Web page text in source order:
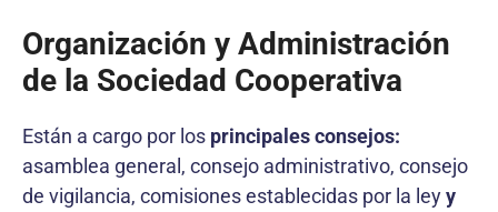
Organización y Administración
de la Sociedad Cooperativa
Están a cargo por los principales consejos:
asamblea general, consejo administrativo, consejo
de vigilancia, comisiones establecidas por la leyy